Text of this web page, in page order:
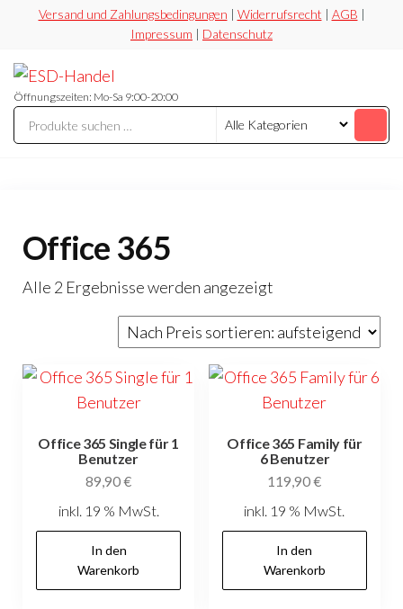
springen
Versand und Zahlungsbedingungen | Widerrufsrecht | AGB |
Impressum | Datenschutz
Handel
Preiswert
Öffnungszeiten: Mo-Sa 9:00-20:00
Office 365
Alle 2 Ergebnisse werden angezeigt
Preis
sortiert:
Office 365 Single für 1
Benutzer
89,90€
inkl. 19 % MwSt.
In den
Warenkorb
Office 365 Family für
6 Benutzer
119,90€
inkl. 19 % MwSt.
In den
Warenkorb